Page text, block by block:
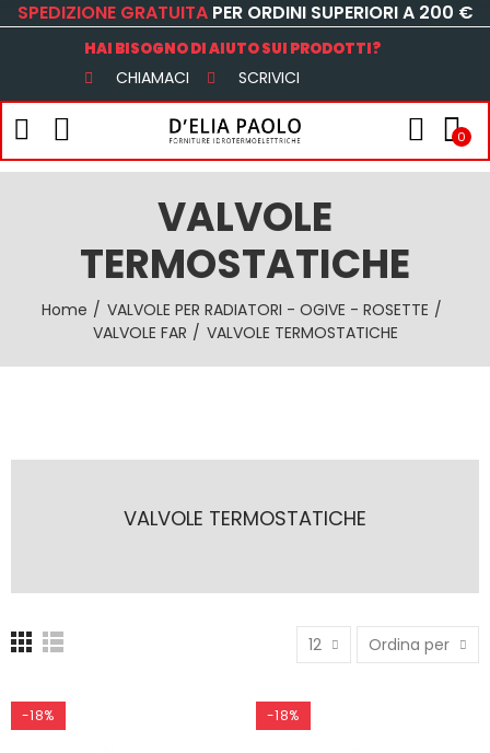
SPEDIZIONE GRATUITA PER ORDINI SUPERIORI A 200 €
HAI BISOGNO DI AIUTO SUI PRODOTTI?
CHIAMACI SCRIVICI
0
VALVOLE
TERMOSTATICHE
Home
VALVOLE PER RADIATORI - OGIVE - ROSETTE
VALVOLE FAR
VALVOLE TERMOSTATICHE
VALVOLE TERMOSTATICHE
12 Ordina per
-18% -18%